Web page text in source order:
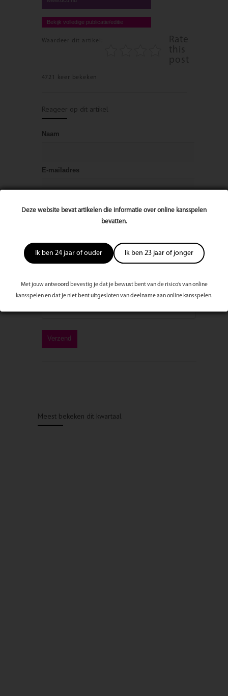
Deze website bevat artikelen die informatie over online kansspelen
bevatten.
Ik ben 24 jaar of ouder Ik ben 23 jaar of jonger
Met jouw antwoord bevestig je dat je bewust bent van de risico’s van online
kansspelen en dat je niet bent uitgesloten van deelname aan online kansspelen.
Bekijk volledige publicatie/editie
Waardeer dit artikel:
Rate
this
post
4721 keer bekeken
Reageer op dit artikel
Naam
E-mailadres
Bericht
Meest bekeken dit kwartaal